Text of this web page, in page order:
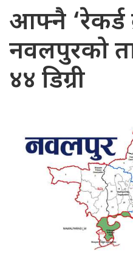
आफ्नै ‘रेकर्ड
नवलपुरको
४४ डिग्री